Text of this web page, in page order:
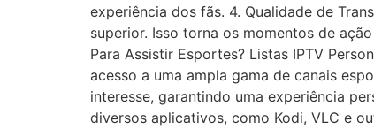
experiência dos fãs. 4. Qualidade de
superior. Isso torna os momentos de
Para Assistir Esportes? Listas IPTV
acesso a uma ampla gama de canais
interesse, garantindo uma experiência
diversos aplicativos, como Kodi, VLC e